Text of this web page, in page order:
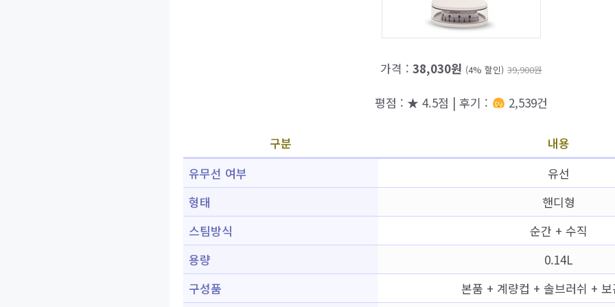
가격 : 38,030원 (4% 할인) 39,900원
평점 : ★ 4.5점 | 후기 : 2,539건
구분
내용
유무선 여부
유선
형태
핸디형
스팀방식
순간 + 수직
용량
0.14L
구성품
본품 + 계량컵 + 솔브러쉬 + 보